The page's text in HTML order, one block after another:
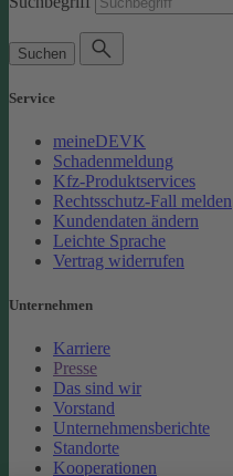
Suchen
Service
meineDEVK
Schadenmeldung
Kfz-Produktservices
Rechtsschutz-Fall melden
Kundendaten ändern
Leichte Sprache
Vertrag widerrufen
Unternehmen
Karriere
Presse
Das sind wir
Vorstand
Unternehmensberichte
Standorte
Kooperationen